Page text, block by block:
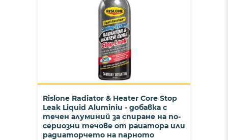
Rislone Radiator & Heater Core Stop
Leak Liquid Aluminiu - добавка с
течен алуминий за спиране на по-
сериозни течове от раиатора или
радиаторчето на парното